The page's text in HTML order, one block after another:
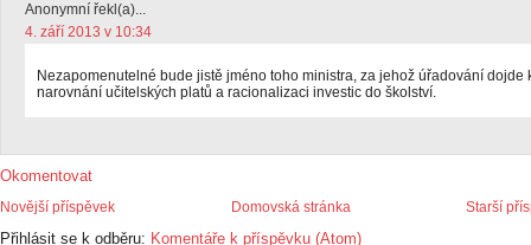
Anonymní řekl(a)...
4. září 2013 v 10:34
Nezapomenutelné bude jistě jméno toho ministra, za jehož úřadování dojde
narovnání učitelských platů a racionalizaci investic do školství.
Okomentovat
Novější příspěvek Starší
Domovská stránka
Přihlásit se k odběru: Komentáře k příspěvku (Atom)